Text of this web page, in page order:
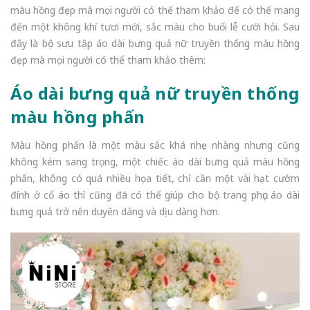
màu hồng đẹp mà mọi người có thể tham khảo để có thể mang
đến một không khí tươi mới, sắc màu cho buổi lễ cưới hỏi. Sau
đây là bộ sưu tập áo dài bưng quả nữ truyền thống màu hồng
đẹp mà mọi người có thể tham khảo thêm:
Áo dài bưng quả nữ truyền thống
màu hồng phấn
Màu hồng phấn là một màu sắc khá nhẹ nhàng nhưng cũng
không kém sang trọng, một chiếc áo dài bưng quả màu hồng
phấn, không có quá nhiều họa tiết, chỉ cần một vài hạt cườm
đính ở cổ áo thì cũng đã có thể giúp cho bộ trang phục áo dài
bưng quả trở nên duyên dáng và dịu dàng hơn.